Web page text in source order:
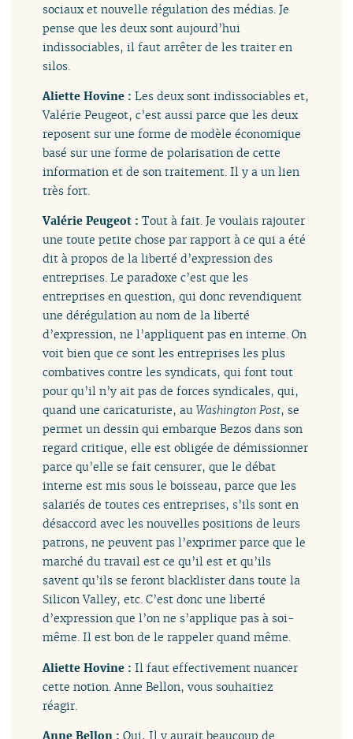
sociaux et nouvelle régulation des médias. Je
pense que les deux sont aujourd’hui
indissociables, il faut arrêter de les traiter en
silos.
Aliette Hovine :Les deux sont indissociables et,
Valérie Peugeot, c’est aussi parce que les deux
reposent sur une forme de modèle économique
basé sur une forme de polarisation de cette
information et de son traitement. Il y a un lien
très fort.
Valérie Peugeot :Tout à fait. Je voulais rajouter
une toute petite chose par rapport à ce qui a été
dit à propos de la liberté d’expression des
entreprises. Le paradoxe c’est que les
entreprises en question, qui donc revendiquent
une dérégulation au nom de la liberté
d’expression, ne l’appliquent pas en interne. On
voit bien que ce sont les entreprises les plus
combatives contre les syndicats, qui font tout
pour qu’il n’y ait pas de forces syndicales, qui,
quand une caricaturiste, auWashington Post, se
permet un dessin qui embarque Bezos dans son
regard critique, elle est obligée de démissionner
parce qu’elle se fait censurer, que le débat
interne est mis sous le boisseau, parce que les
salariés de toutes ces entreprises, s’ils sont en
désaccord avec les nouvelles positions de leurs
patrons, ne peuvent pas l’exprimer parce que le
marché du travail est ce qu’il est et qu’ils
savent qu’ils se feront blacklister dans toute la
Silicon Valley, etc. C’est donc une liberté
d’expression que l’on ne s’applique pas à soi-
même. Il est bon de le rappeler quand même.
Aliette Hovine :Il faut effectivement nuancer
cette notion. Anne Bellon, vous souhaitiez
réagir.
Anne Bellon :Oui, Il y aurait beaucoup de